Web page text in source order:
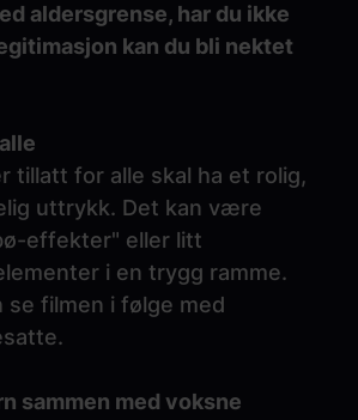
aldersgrense, har du ikke
kan du bli nektet
tillatt for alle skal ha et rolig,
uttrykk. Det kan være
effekter" eller litt
i en trygg ramme.
se filmen i følge med
sammen med voksne